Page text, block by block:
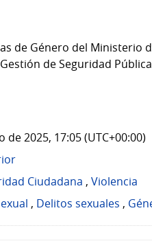
de Género del Ministerio
de Seguridad Pública
de 2025, 17:05 (UTC+00:00)
Ciudadana , Violencia
, Delitos sexuales ,